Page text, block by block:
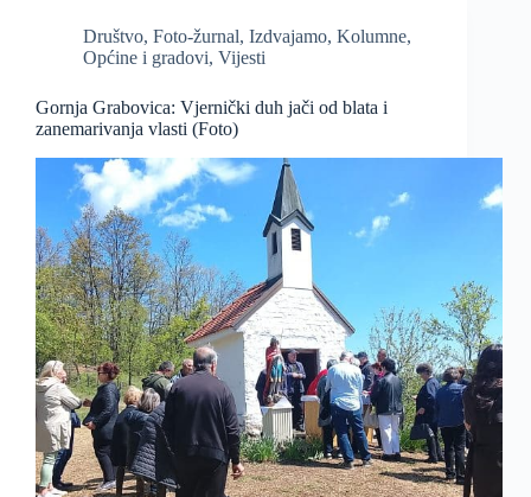
Društvo, Foto-žurnal, Izdvajamo, Kolumne,
Općine i gradovi, Vijesti
Gornja Grabovica: Vjernički duh jači od blata i
zanemarivanja vlasti (Foto)